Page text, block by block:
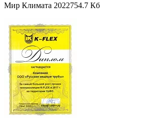
Мир Климата 2022754.7 Кб